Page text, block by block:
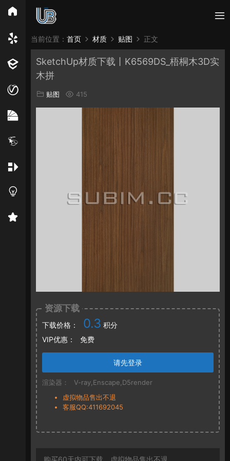
所有分类
Enscape PB3构件 构件 轮廓
免费模型
当前位置： 首页 材质 贴图 正文
SketchUp材质下载丨K6569DS_梧桐木3D实
木拼
贴图 415
资源下载
下载价格： 0.3 积分
VIP优惠：
免费
请先登录
渲染器：
V-ray,Enscape,D5render
虚拟物品售出不退
客服QQ:411692045
购买60天内可下载，虚拟物品售出不退。